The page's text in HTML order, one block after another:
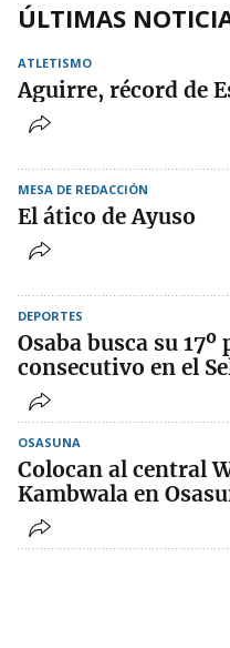
ÚLTIMAS
ATLETISMO
Aguirre, récord de
MESA DE REDACCIÓN
El ático de Ayuso
DEPORTES
Osaba busca su 17º
consecutivo en el
OSASUNA
Colocan al central
Kambwala en